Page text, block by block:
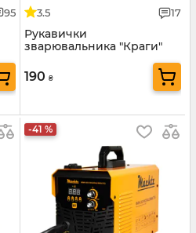
95 3.5 17
Рукавички
зварювальника "Краги"
190 ₴
-41 %